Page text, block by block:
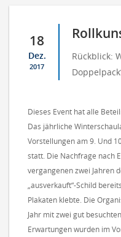
18
Dez.
2017
Rückblick:
Dieses Event hat alle
Das jährliche
Vorstellungen am 9. Und
statt. Die Nachfrage nach
vergangenen zwei Jahren
„ausverkauft“-Schild
Plakaten klebte. Die
Jahr mit zwei gut
Erwartungen wurden im